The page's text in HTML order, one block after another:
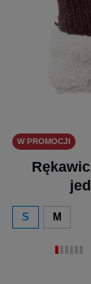
W PROMOCJI
S M